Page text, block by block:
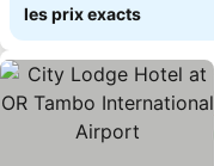
les prix exacts